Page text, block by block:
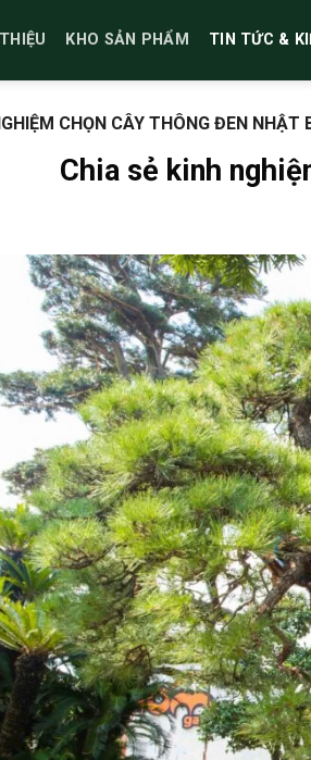
KHO SẢN PHẨM TIN TỨC &
CHỌN CÂY THÔNG ĐEN NHẬT
Chia sẻ kinh